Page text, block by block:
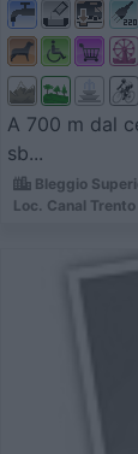
A 700 m dal
sb...
Bleggio
Loc. Canal